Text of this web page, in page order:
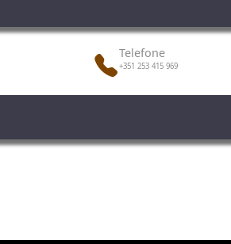
Telefone
+351 253 415 969